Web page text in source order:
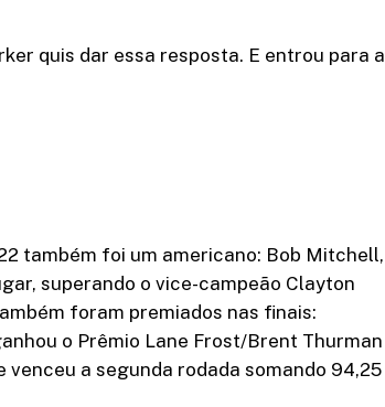
quis dar essa resposta. E entrou para a
também foi um americano: Bob Mitchell,
superando o vice-campeão Clayton
foram premiados nas finais:
o Prêmio Lane Frost/Brent Thurman
a segunda rodada somando 94,25